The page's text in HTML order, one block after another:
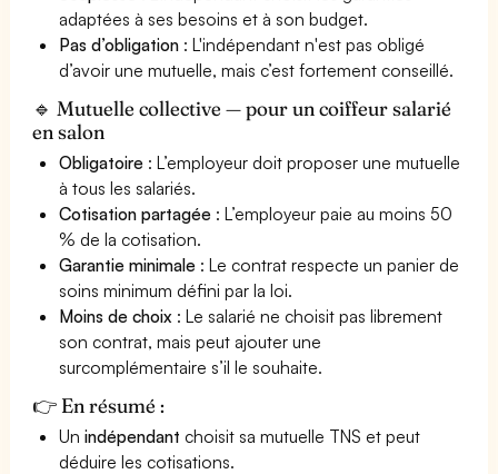
adaptées à ses besoins et à son budget.
Pas d’obligation : L'indépendant n'est pas obligé
d’avoir une mutuelle, mais c’est fortement conseillé.
🔹 Mutuelle collective — pour un coiffeur salarié
en salon
Obligatoire : L’employeur doit proposer une mutuelle
à tous les salariés.
Cotisation partagée : L’employeur paie au moins 50
% de la cotisation.
Garantie minimale : Le contrat respecte un panier de
soins minimum défini par la loi.
Moins de choix : Le salarié ne choisit pas librement
son contrat, mais peut ajouter une
surcomplémentaire s’il le souhaite.
👉 En résumé :
Unindépendant choisit sa mutuelle TNS et peut
déduire les cotisations.